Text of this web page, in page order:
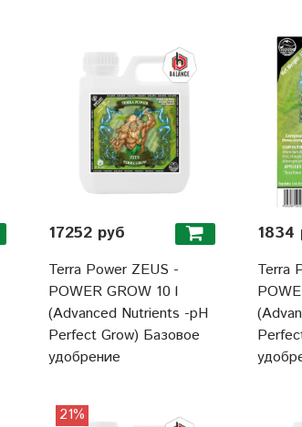
17252 руб
Terra Power ZEUS -
POWER GROW 10 l
(Advanced Nutrients -pH
Perfect Grow) Базовое
удобрение
1834
Terra
21%